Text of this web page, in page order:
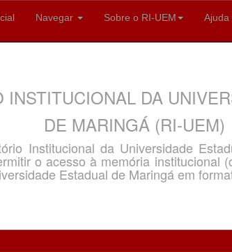
Navegar Sobre o RI-UEM Ajuda
INSTITUCIONAL DA
DE MARINGÁ (RI-UEM)
Institucional da Universidade
o acesso à memória institucional
Estadual de Maringá em